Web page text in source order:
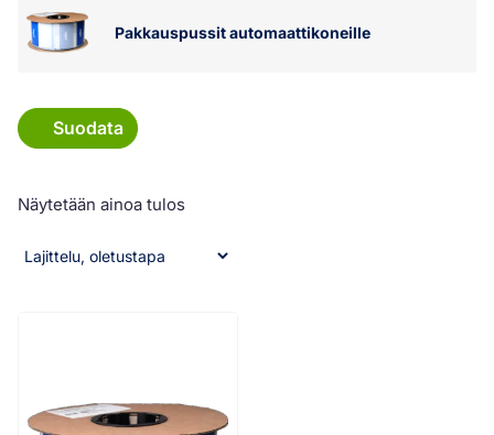
Pakkauspussit automaattikoneille
Suodata
Näytetään ainoa tulos